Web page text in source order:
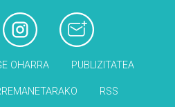
OHARRA PUBLIZITATEA
RSS